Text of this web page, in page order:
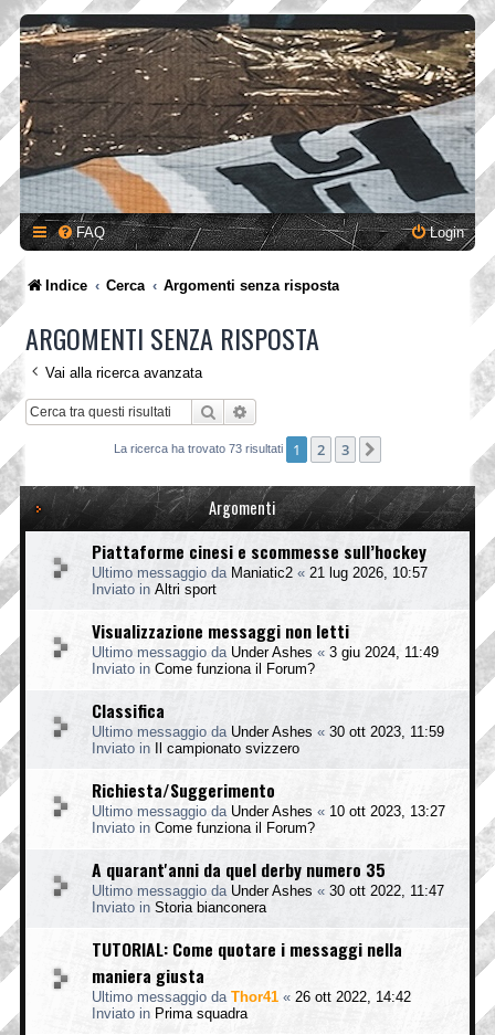
FAQ Login
Indice Cerca Argomenti senza risposta
ARGOMENTI SENZA RISPOSTA
Vai alla ricerca avanzata
Cerca
La ricerca ha trovato 73 risultati 1 2 3
Argomenti
Piattaforme cinesi e scommesse sull’hockey
Ultimo messaggio da Maniatic2 « 21 lug 2026, 10:57
Inviato in Altri sport
Visualizzazione messaggi non letti
Ultimo messaggio da Under Ashes « 3 giu 2024, 11:49
Inviato in Come funziona il Forum?
Classifica
Ultimo messaggio da Under Ashes « 30 ott 2023, 11:59
Inviato in
Il campionato svizzero
Richiesta/Suggerimento
Ultimo messaggio da Under Ashes « 10 ott 2023, 13:27
Inviato in Come funziona il Forum?
A quarant'anni da quel derby numero 35
Ultimo messaggio da Under Ashes « 30 ott 2022, 11:47
Inviato in Storia bianconera
TUTORIAL: Come quotare i messaggi nella
maniera giusta
Ultimo messaggio da Thor41 « 26 ott 2022, 14:42
Inviato in Prima squadra